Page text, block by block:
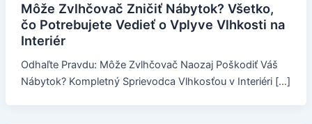
Môže Zvlhčovač Zničiť Nábytok? Všetko,
čo Potrebujete Vedieť o Vplyve Vlhkosti na
Interiér
Odhaľte Pravdu: Môže Zvlhčovač Naozaj Poškodiť Váš
Nábytok? Kompletný Sprievodca Vlhkosťou v Interiéri […]